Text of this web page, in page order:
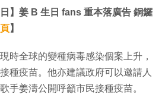
】姜 B 生日 fans 重本落廣告 銅鑼
】
時全球的變種病毒感染個案上升，
種疫苗。他亦建議政府可以邀請人
手姜濤公開呼籲市民接種疫苗。